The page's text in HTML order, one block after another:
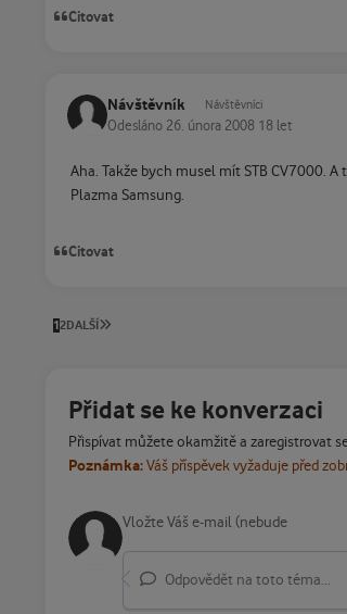
Citovat
Návštěvník Návštěvníci
Odesláno 26. února 2008 18 let
Aha. Takže bych musel mít STB CV7000.
Plazma Samsung.
Citovat
12DALŠÍ
Přidat se ke konverzaci
Přispívat můžete okamžitě a zaregistrovat
Poznámka:Váš příspěvek vyžaduje před
Odpovědět na toto téma...